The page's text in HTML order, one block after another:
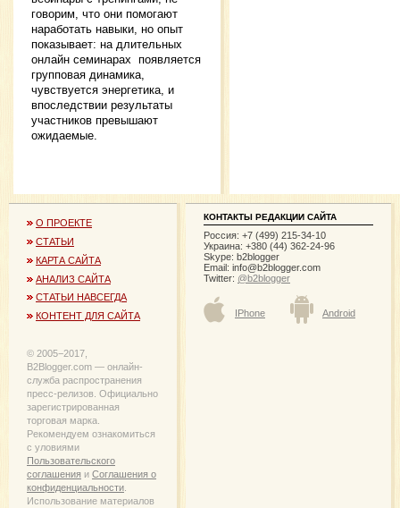
говорим, что они помогают
наработать навыки, но опыт
показывает: на длительных
онлайн семинарах появляется
групповая динамика,
чувствуется энергетика, и
впоследствии результаты
участников превышают
ожидаемые.
О ПРОЕКТЕ
СТАТЬИ
КАРТА САЙТА
АНАЛИЗ САЙТА
СТАТЬИ НАВСЕГДА
КОНТЕНТ ДЛЯ САЙТА
© 2005−2017,
B2Blogger.com — онлайн-
служба распространения
пресс-релизов. Официально
зарегистрированная
торговая марка.
Рекомендуем ознакомиться
с уловиями
Пользовательского
соглашения и Соглашения о
конфиденциальности
Использование материалов
КОНТАКТЫ РЕДАКЦИИ САЙТА
Россия: +7 (499) 215-34-10
Украина: +380 (44) 362-24-96
Skype: b2blogger
Email: info@b2blogger.com
Twitter: @b2blogger
IPhone Android